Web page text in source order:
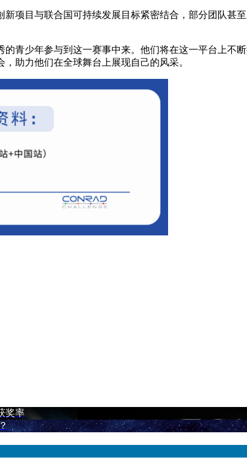
项目与联合国可持续发展目标紧密结合，部分团队甚
青少年参与到这一赛事中来。他们将在这一平台上不
助力他们在全球舞台上展现自己的风采。
奖率